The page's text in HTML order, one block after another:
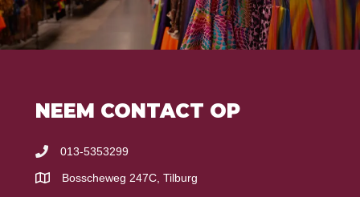
NEEM CONTACT OP
013-5353299
Bosscheweg 247C, Tilburg